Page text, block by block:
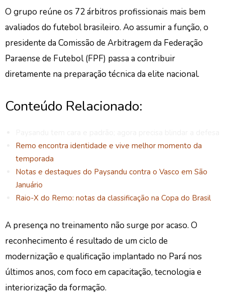
O grupo reúne os 72 árbitros profissionais mais bem
avaliados do futebol brasileiro. Ao assumir a função, o
presidente da Comissão de Arbitragem da Federação
Paraense de Futebol (FPF) passa a contribuir
diretamente na preparação técnica da elite nacional.
Conteúdo Relacionado:
Remo encontra identidade e vive melhor momento da
temporada
Notas e destaques do Paysandu contra o Vasco em São
Januário
Raio-X do Remo: notas da classificação na Copa do Brasil
A presença no treinamento não surge por acaso. O
reconhecimento é resultado de um ciclo de
modernização e qualificação implantado no Pará nos
últimos anos, com foco em capacitação, tecnologia e
interiorização da formação.